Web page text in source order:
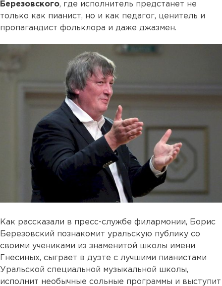
Березовского, где исполнитель предстанет не
только как пианист, но и как педагог, ценитель и
пропагандист фольклора и даже джазмен.
Как рассказали в пресс-службе филармонии, Борис
Березовский познакомит уральскую публику со
своими учениками из знаменитой школы имени
Гнесиных, сыграет в дуэте с лучшими пианистами
Уральской специальной музыкальной школы,
исполнит необычные сольные программы и выступит